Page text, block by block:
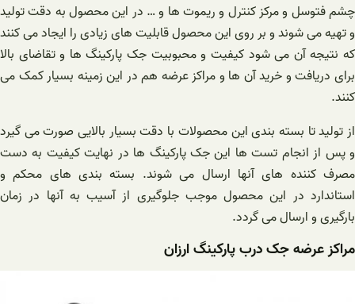
چشم فتوسل و مرکز کنترل و ریموت ها و … در این محصول به دقت تولید
و تهیه می شوند و بر روی این محصول قابلیت های زیادی را ایجاد می کنند
که نتیجه آن می شود کیفیت و محبوبیت جک پارکینگ ها و تقاضای بالا
برای دریافت و خرید آن ها و مراکز عرضه هم در این زمینه بسیار کمک می
کنند.
از تولید تا بسته بندی این محصولات با دقت بسیار بالایی صورت می گیرد
و پس از انجام تست ها این جک پارکینگ ها در نهایت کیفیت به دست
مصرف کننده های آنها ارسال می شوند. بسته بندی های محکم و
استاندارد در این محصول موجب جلوگیری از آسیب به آنها در زمان
بارگیری و ارسال می گردد.
مراکز عرضه جک درب پارکینگ ارزان